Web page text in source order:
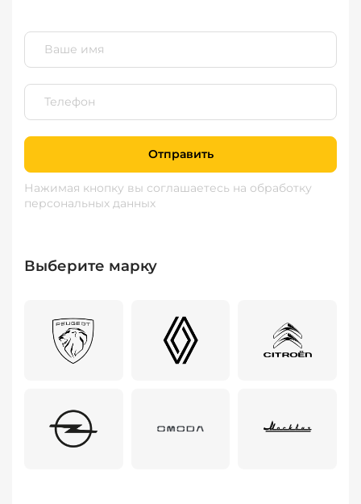
Отправить
Нажимая кнопку вы соглашаетесь на обработку
персональных данных
Выберите марку